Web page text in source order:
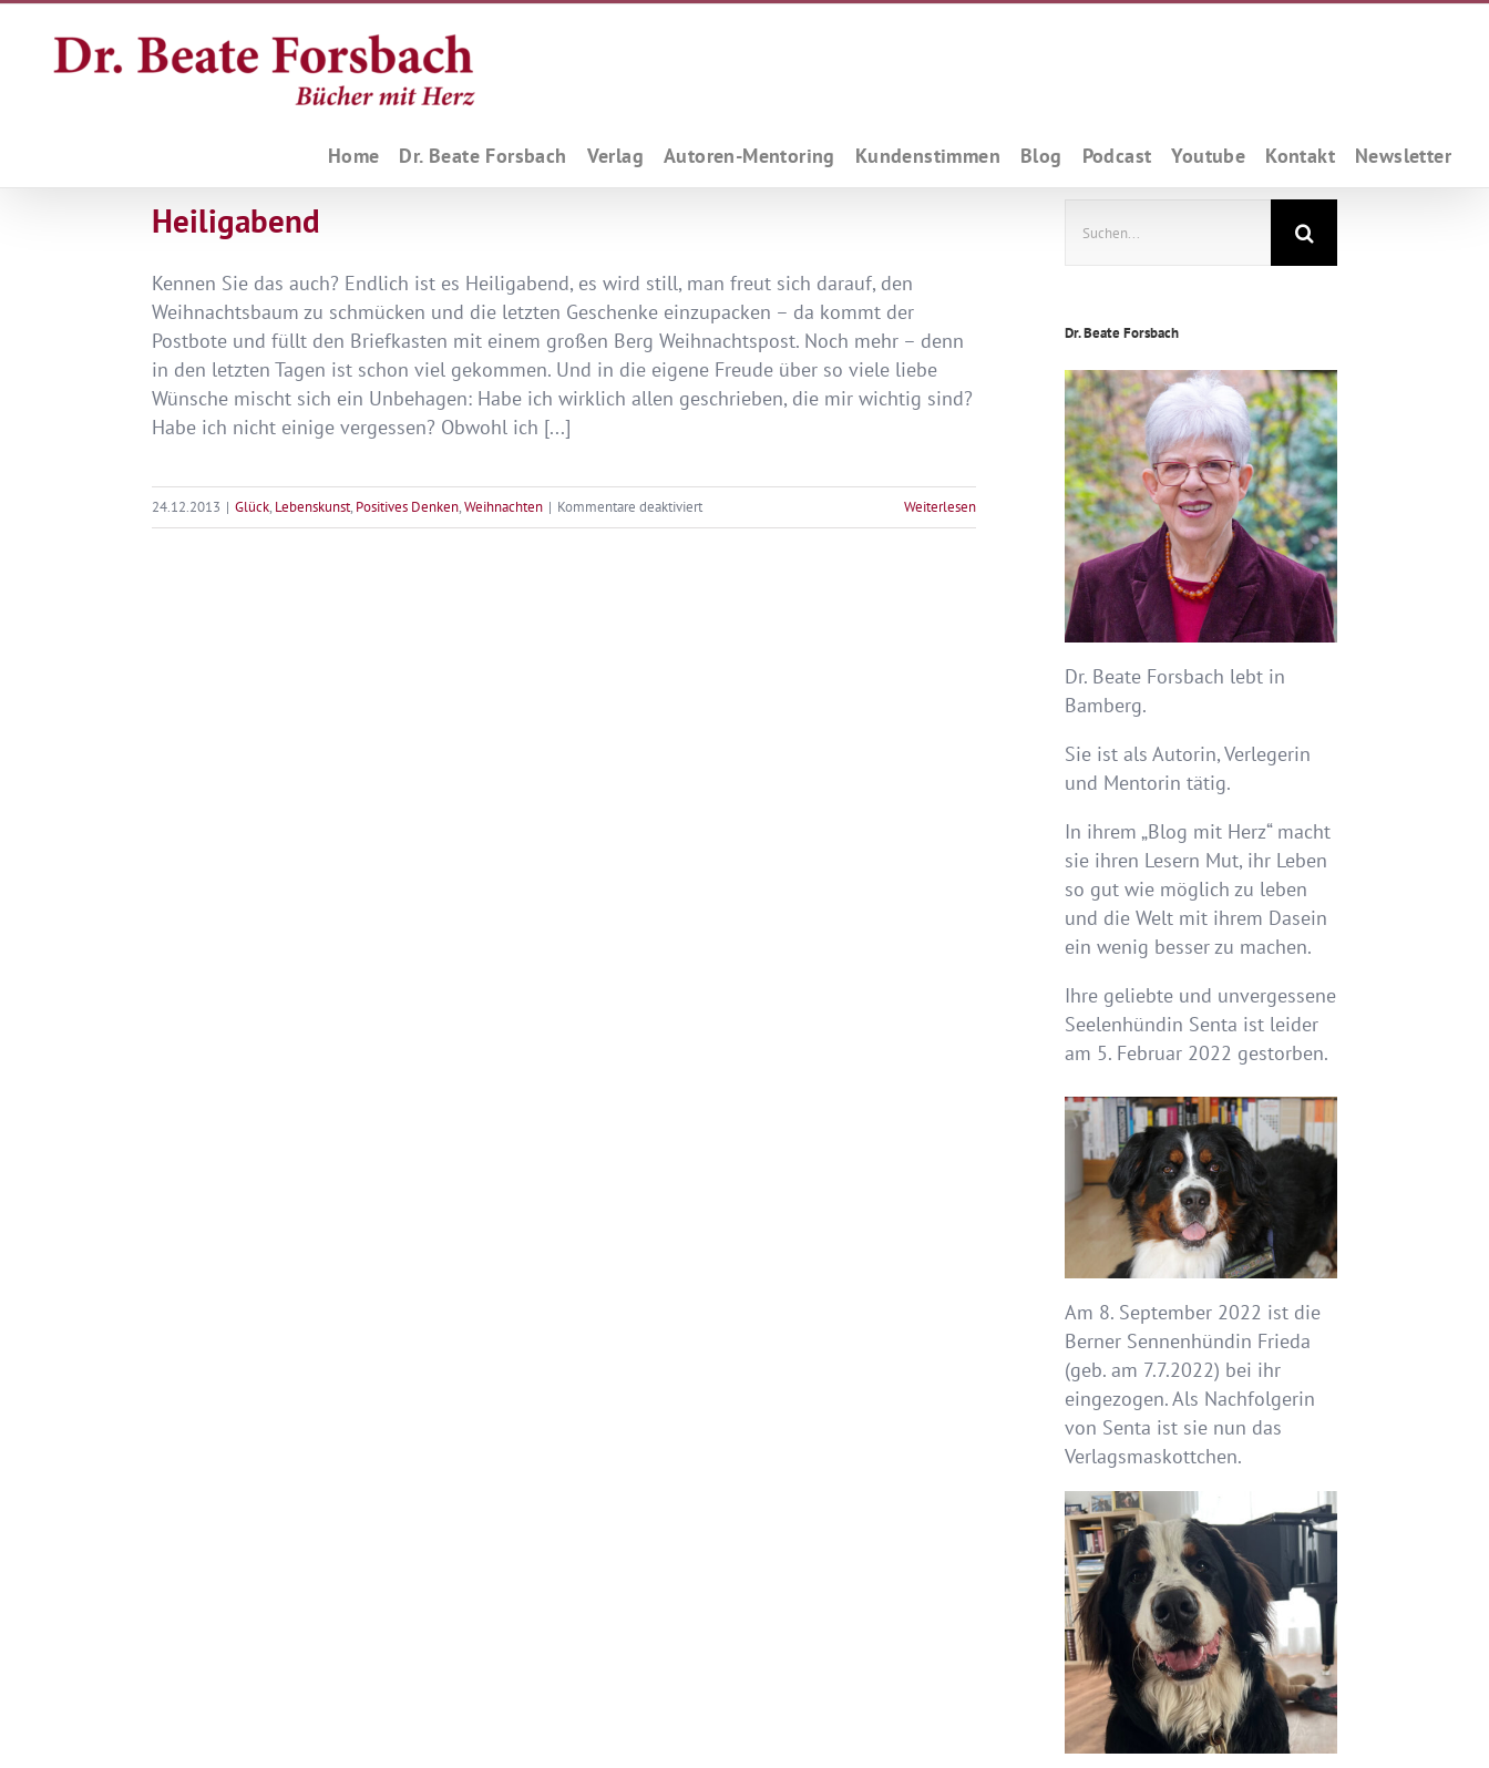
Zum
springen
Home Dr. Beate Forsbach Verlag Autoren-Mentoring Kundenstimmen Blog Podcast Youtube Kontakt Newsletter
Heiligabend
Kennen Sie das auch? Endlich ist es Heiligabend, es wird still, man freut sich darauf, den
Weihnachtsbaum zu schmücken und die letzten Geschenke einzupacken – da kommt der
Postbote und füllt den Briefkasten mit einem großen Berg Weihnachtspost. Noch mehr – denn
in den letzten Tagen ist schon viel gekommen. Und in die eigene Freude über so viele liebe
Wünsche mischt sich ein Unbehagen: Habe ich wirklich allen geschrieben, die mir wichtig sind?
Habe ich nicht einige vergessen? Obwohl ich [...]
24.12.2013 | Glück, Lebenskunst, Positives Denken,Weihnachten | Kommentare deaktiviertfür
Heiligabend
Weiterlesen
nach:
Dr. Beate Forsbach
Dr. Beate Forsbach lebt in
Bamberg.
Sie ist als Autorin, Verlegerin
und Mentorin tätig.
In ihrem „Blog mit Herz“ macht
sie ihren Lesern Mut, ihr Leben
so gut wie möglich zu leben
und die Welt mit ihrem Dasein
ein wenig besser zu machen.
Ihre geliebte und unvergessene
Seelenhündin Senta ist leider
am 5. Februar 2022 gestorben.
Am 8. September 2022 ist die
Berner Sennenhündin Frieda
(geb. am 7.7.2022) bei ihr
eingezogen. Als Nachfolgerin
von Senta ist sie nun das
Verlagsmaskottchen.